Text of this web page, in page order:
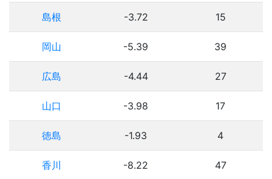
島根 -3.72 15
岡山 -5.39 39
広島 -4.44 27
山口 -3.98 17
徳島 -1.93 4
香川 -8.22 47